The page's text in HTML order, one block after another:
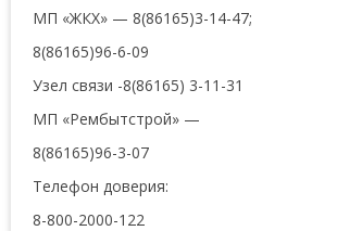
МП «ЖКХ» — 8(86165)3-14-47;
8(86165)96-6-09
Узел связи -8(86165) 3-11-31
МП «Рембытстрой» —
8(86165)96-3-07
Телефон доверия:
8-800-2000-122